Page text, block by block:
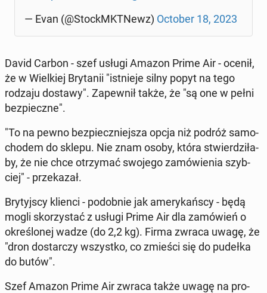
— Evan (@StockMKT­Newz) October 18, 2023
David Carbon - szef usługi Amazon Prime Air - ocenił,
że w Wiel­kiej Bry­ta­nii "ist­nie­je silny popyt na tego
rodzaju dostawy". Za­pew­nił także, że "są one w pełni
bez­piecz­ne".
"To na pewno bez­piecz­niej­sza opcja niż podróż sa­mo­
cho­dem do sklepu. Nie znam osoby, która stwier­dzi­ła­
by, że nie chce otrzy­mać swojego za­mó­wie­nia szyb­
ciej" - prze­ka­zał.
Bry­tyj­scy klienci - po­dob­nie jak ame­ry­kań­scy - będą
mogli sko­rzy­stać z usługi Prime Air dla za­mó­wień o
okre­ślo­nej wadze (do 2,2 kg). Firma zwraca uwagę, że
"dron do­star­czy wszyst­ko, co zmieści się do pudełka
do butów".
Szef Amazon Prime Air zwraca także uwagę na pro­